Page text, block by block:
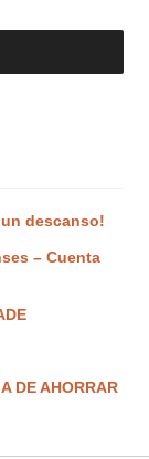
un descanso!
– Cuenta
DE AHORRAR